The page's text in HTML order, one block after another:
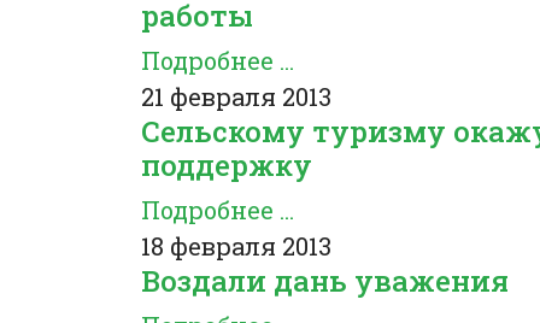
работы
Подробнее ...
21 февраля 2013
Сельскому туризму
поддержку
Подробнее ...
18 февраля 2013
Воздали дань уважения